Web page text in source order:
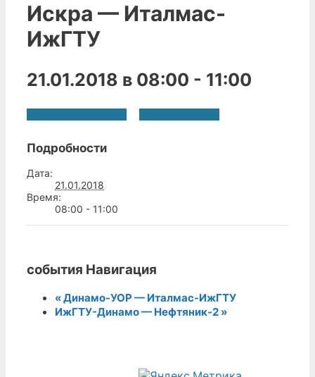
Искра — Италмас-
ИжГТУ
21.01.2018 в 08:00 - 11:00
Подробности
Дата:
21.01.2018
Время:
08:00 - 11:00
события Навигация
«Динамо-УОР — Италмас-ИжГТУ
ИжГТУ-Динамо — Нефтяник-2 »